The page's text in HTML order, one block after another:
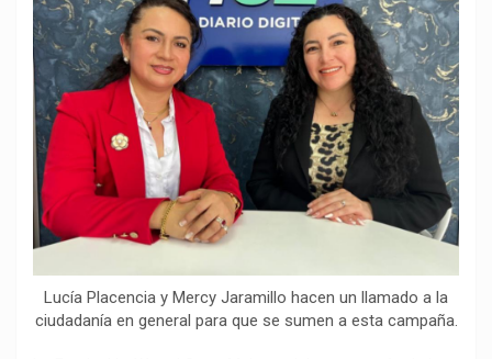
Lucía Placencia y Mercy Jaramillo hacen un llamado a la
ciudadanía en general para que se sumen a esta campaña.